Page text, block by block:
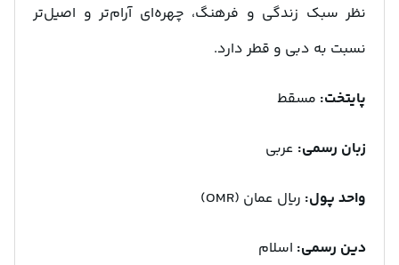
نظر سبک زندگی و فرهنگ، چهره‌ای آرام‌تر و اصیل‌تر
نسبت به دبی و قطر دارد.
پایتخت: مسقط
زبان رسمی: عربی
واحد پول: ریال عمان (OMR)
دین رسمی: اسلام